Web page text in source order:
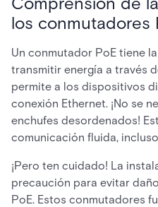
los conmutadores
Un conmutador PoE tiene
transmitir energía a través
permite a los dispositivos
conexión Ethernet. ¡No se
enchufes desordenados!
comunicación fluida,
¡Pero ten cuidado! La
precaución para evitar
PoE. Estos conmutadores